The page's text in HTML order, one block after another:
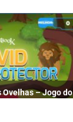
Ovelhas – Jogo do